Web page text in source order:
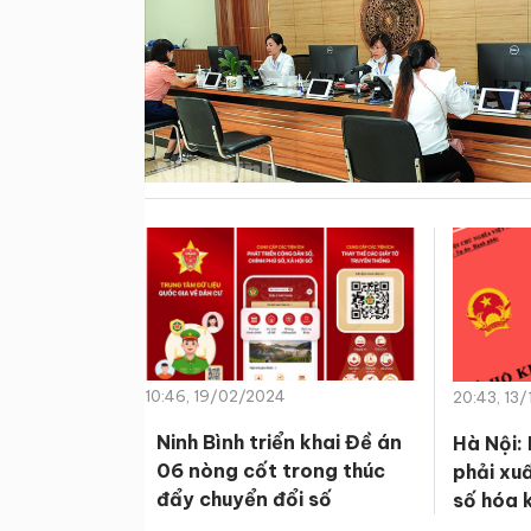
10:46, 19/02/2024
Ninh Bình triển khai Đề án
06 nòng cốt trong thúc
đẩy chuyển đổi số
20:43, 13/
Hà Nội:
phải
số hóa